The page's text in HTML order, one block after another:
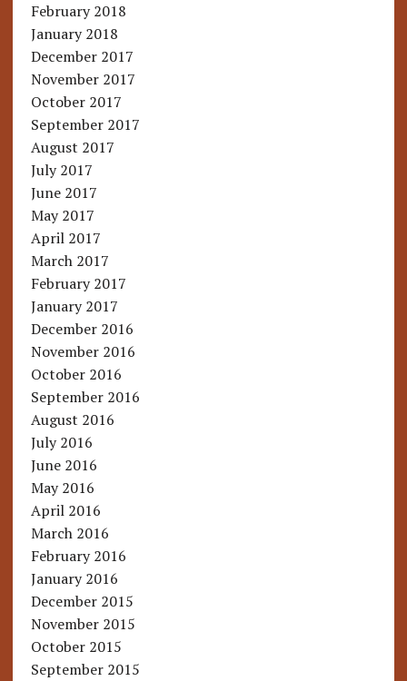
February 2018
January 2018
December 2017
November 2017
October 2017
September 2017
August 2017
July 2017
June 2017
May 2017
April 2017
March 2017
February 2017
January 2017
December 2016
November 2016
October 2016
September 2016
August 2016
July 2016
June 2016
May 2016
April 2016
March 2016
February 2016
January 2016
December 2015
November 2015
October 2015
September 2015